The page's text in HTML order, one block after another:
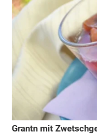
Grantn mit